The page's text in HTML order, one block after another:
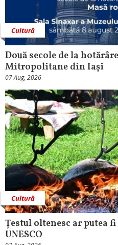
Cultură
Două secole de la
Mitropolitane din Iași
07 Aug, 2026
Cultură
Țestul oltenesc ar putea
UNESCO